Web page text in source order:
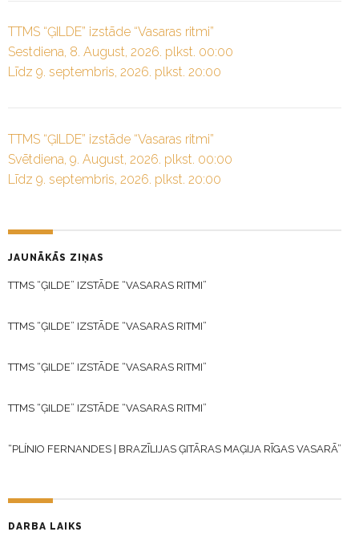
TTMS “ĢILDE” izstāde “Vasaras ritmi”
Sestdiena, 8. August, 2026. plkst. 00:00
Līdz 9. septembris, 2026. plkst. 20:00
TTMS “ĢILDE” izstāde “Vasaras ritmi”
Svētdiena, 9. August, 2026. plkst. 00:00
Līdz 9. septembris, 2026. plkst. 20:00
JAUNĀKĀS ZIŅAS
TTMS “ĢILDE” IZSTĀDE “VASARAS RITMI”
TTMS “ĢILDE” IZSTĀDE “VASARAS RITMI”
TTMS “ĢILDE” IZSTĀDE “VASARAS RITMI”
TTMS “ĢILDE” IZSTĀDE “VASARAS RITMI”
“PLÍNIO FERNANDES | BRAZĪLIJAS ĢITĀRAS MAĢIJA RĪGAS VASARĀ”
DARBA LAIKS